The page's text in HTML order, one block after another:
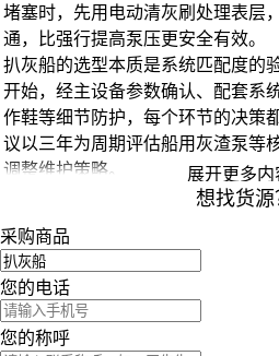
堵塞时，先用 电动清灰刷 处理表层
通，比强行提高泵压更安全有效。
扒灰船的选型本质是系统匹配度的
开始，经主设备参数确认、配套系
作鞋等细节防护，每个环节的决策
议以三年为周期评估船用灰渣泵等
调整维护策略。
展开更多内
想找货源
采购商品
您的电话
您的称呼